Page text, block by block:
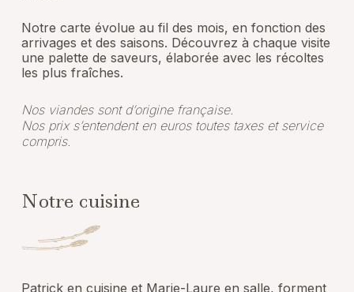
Notre carte évolue au fil des mois, en fonction des
arrivages et des saisons. Découvrez à chaque visite
une palette de saveurs, élaborée avec les récoltes
les plus fraîches.
Nos viandes sont d’origine française.
Nos prix s’entendent en euros toutes taxes et service
compris.
Notre cuisine
Patrick en cuisine et Marie-Laure en salle, forment